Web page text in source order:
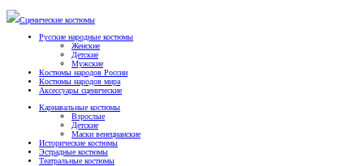
Сценические костюмы
Русские народные костюмы
Женские
Детские
Мужские
Костюмы народов России
Костюмы народов мира
Аксессуары сценические
Карнавальные костюмы
Взрослые
Детские
Маски венецианские
Исторические костюмы
Эстрадные костюмы
Театральные костюмы